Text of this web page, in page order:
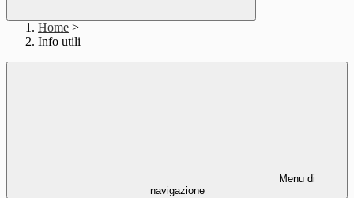
Home >
Info utili
Menu di
navigazione